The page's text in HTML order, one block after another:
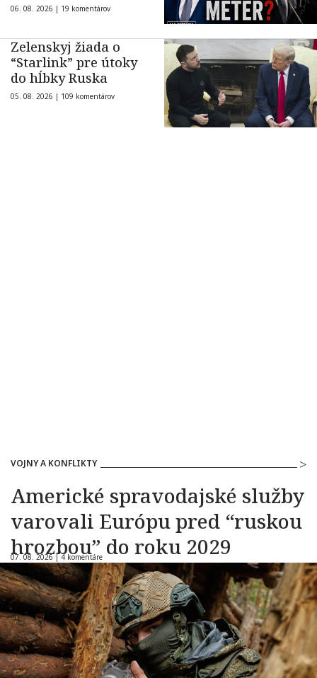
06. 08. 2026 | 19 komentárov
Zelenskyj žiada o
“Starlink” pre útoky
do hĺbky Ruska
05. 08. 2026 | 109 komentárov
VOJNY A KONFLIKTY
Americké spravodajské služby
varovali Európu pred “ruskou
hrozbou” do roku 2029
07. 08. 2026 |4 komentáre